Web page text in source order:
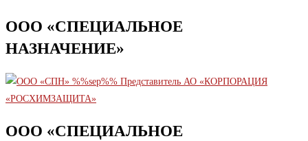
ООО «СПЕЦИАЛЬНОЕ
НАЗНАЧЕНИЕ»
ООО «СПЕЦИАЛЬНОЕ